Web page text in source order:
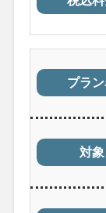
プラン
対象